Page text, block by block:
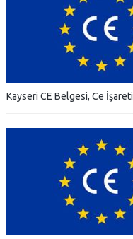
Kayseri CE Belgesi, Ce İşareti